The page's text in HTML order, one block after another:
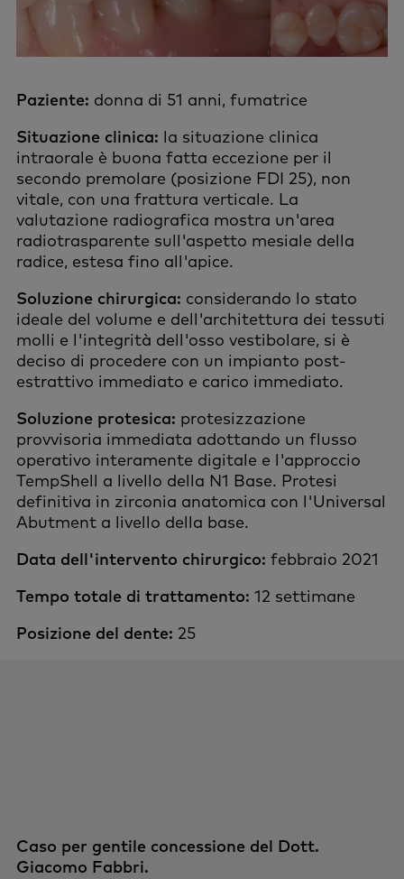
Paziente: donna di 51 anni, fumatrice
Situazione clinica: la situazione clinica
intraorale è buona fatta eccezione per il
secondo premolare (posizione FDI 25), non
vitale, con una frattura verticale. La
valutazione radiografica mostra un'area
radiotrasparente sull'aspetto mesiale della
radice, estesa fino all'apice.
Soluzione chirurgica: considerando lo stato
ideale del volume e dell'architettura dei tessuti
molli e l'integrità dell'osso vestibolare, si è
deciso di procedere con un impianto post-
estrattivo immediato e carico immediato.
Soluzione protesica: protesizzazione
provvisoria immediata adottando un flusso
operativo interamente digitale e l'approccio
TempShell a livello della N1 Base. Protesi
definitiva in zirconia anatomica con l'Universal
Abutment a livello della base.
Data dell'intervento chirurgico: febbraio 2021
Tempo totale di trattamento: 12 settimane
Posizione del dente: 25
Caso per gentile concessione del Dott.
Giacomo Fabbri.